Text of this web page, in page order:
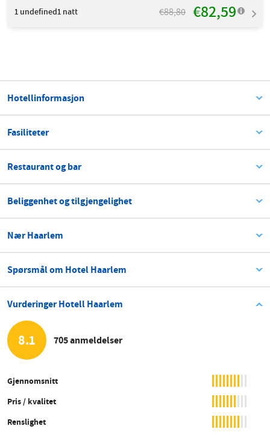
1 undefined1 natt €88,80 €82,59
Hotellinformasjon
Fasiliteter
Restaurant og bar
Beliggenhet og tilgjengelighet
Nær Haarlem
Spørsmål om Hotel Haarlem
Vurderinger Hotell Haarlem
8.1 705 anmeldelser
Gjennomsnitt
Pris / kvalitet
Renslighet